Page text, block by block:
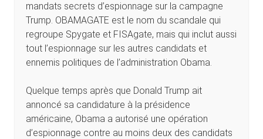
mandats secrets d’espionnage sur la campagne
Trump. OBAMAGATE est le nom du scandale qui
regroupe Spygate et FISAgate, mais qui inclut aussi
tout l’espionnage sur les autres candidats et
ennemis politiques de l’administration Obama.
Quelque temps après que Donald Trump ait
annoncé sa candidature à la présidence
américaine, Obama a autorisé une opération
d’espionnage contre au moins deux des candidats